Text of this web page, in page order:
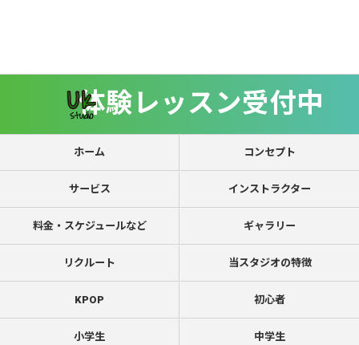
体験レッスン受付中
ホーム コンセプト
サービス インストラクター
料金・スケジュールなど ギャラリー
リクルート 当スタジオの特徴
KPOP 初心者
小学生 中学生